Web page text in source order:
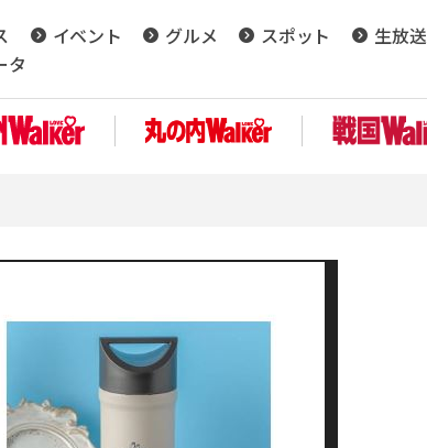
イベント グルメ スポット 生放送
タ